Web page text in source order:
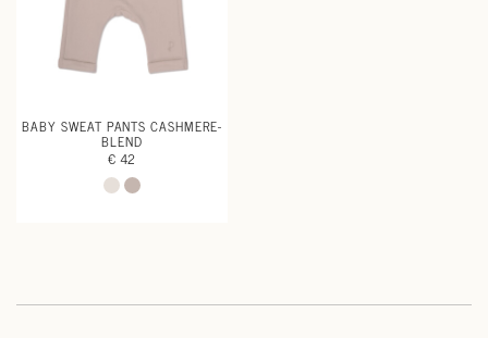
BABY SWEAT PANTS CASHMERE-
BLEND
€ 42